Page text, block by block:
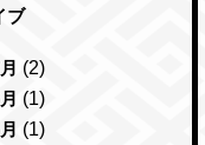
ブ
(2)
(1)
(1)